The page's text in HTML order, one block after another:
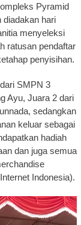
Pyramid
diadakan hari
menyeleksi
ratusan pendaftar
penyisihan.
SMPN 3
Ayu, Juara 2 dari
sedangkan
keluar sebagai
hadiah
dan juga semua
Indonesia).